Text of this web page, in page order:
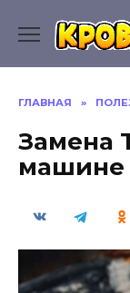
содержанию
ГЛАВНАЯ »
Замена
машине